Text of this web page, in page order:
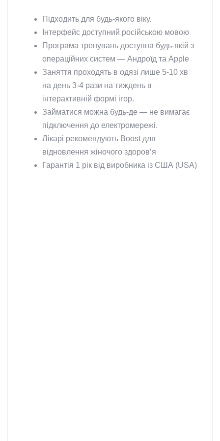
Підходить для будь-якого віку.
Інтерфейс доступний російською мовою
Програма тренувань доступна будь-якій з
операційних систем — Андроїд та Apple
Заняття проходять в одязі лише 5-10 хв
на день 3-4 рази на тиждень в
інтерактивній формі ігор.
Займатися можна будь-де — не вимагає
підключення до електромережі.
Лікарі рекомендують Boost для
відновлення жіночого здоров’я
Гарантія 1 рік від виробника із США (USA)